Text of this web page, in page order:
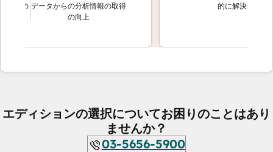
データからの分析情報の取得
の向上
的に解決
エディションの選択についてお困りのことはあり
ませんか？
03-5656-5900